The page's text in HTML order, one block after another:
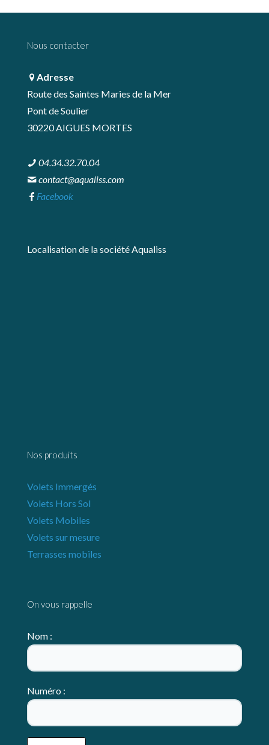
Nous contacter
Adresse
Route des Saintes Maries de la Mer
Pont de Soulier
30220 AIGUES MORTES
04.34.32.70.04
contact@aqualiss.com
Facebook
Localisation de la société Aqualiss
Nos produits
Volets Immergés
Volets Hors Sol
Volets Mobiles
Volets sur mesure
Terrasses mobiles
On vous rappelle
Nom :
Numéro :